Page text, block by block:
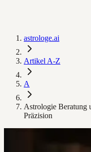
astrologe.ai
Artikel A-Z
A
Astrologie Beratung
Präzision